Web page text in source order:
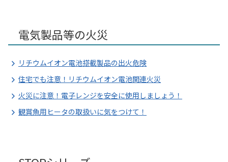
電気製品等の火災
リチウムイオン電池搭載製品の出火危険
住宅でも注意！リチウムイオン電池関連火災
火災に注意！電子レンジを安全に使用しましょう！
観賞魚用ヒータの取扱いに気をつけて！